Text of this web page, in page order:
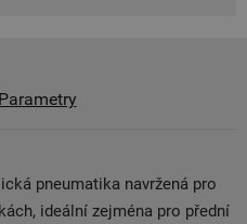
Parametry
pneumatika navržená pro
ideální zejména pro přední